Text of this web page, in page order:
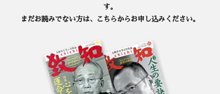
す。
まだお読みでない方は、こちらからお申し込みください。